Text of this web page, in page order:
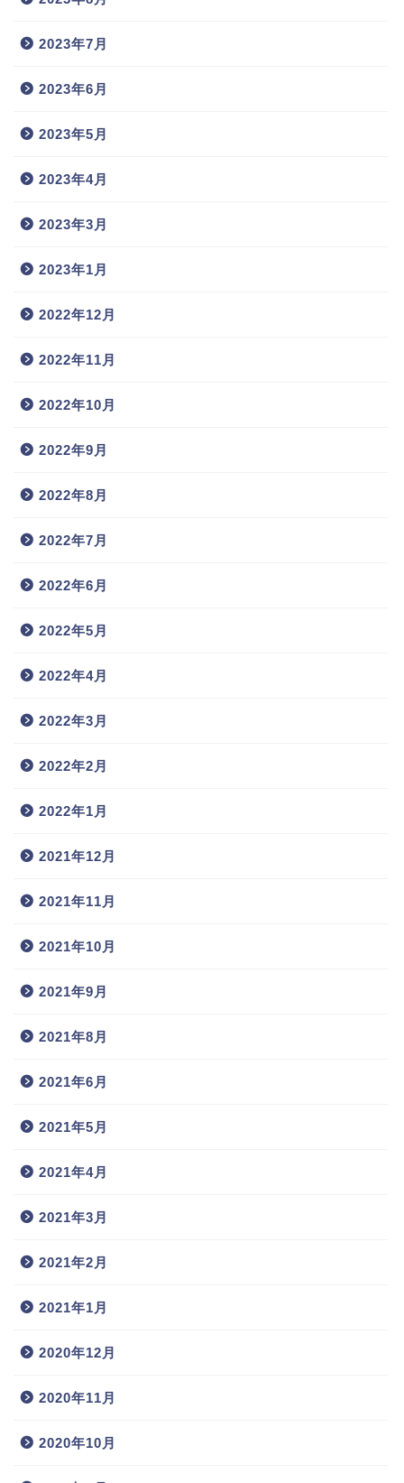
2023年7月
2023年6月
2023年5月
2023年4月
2023年3月
2023年1月
2022年12月
2022年11月
2022年10月
2022年9月
2022年8月
2022年7月
2022年6月
2022年5月
2022年4月
2022年3月
2022年2月
2022年1月
2021年12月
2021年11月
2021年10月
2021年9月
2021年8月
2021年6月
2021年5月
2021年4月
2021年3月
2021年2月
2021年1月
2020年12月
2020年11月
2020年10月